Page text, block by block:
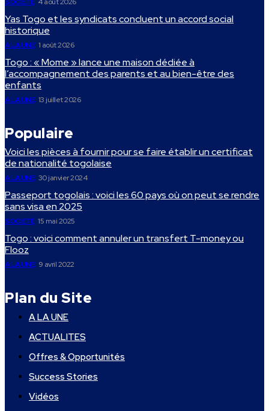
Yas Togo et les syndicats concluent un accord social
historique
A LA UNE 1 août 2026
Togo : « Mome » lance une maison dédiée à
l’accompagnement des parents et au bien-être des
enfants
A LA UNE 13 juillet 2026
Populaire
Voici les pièces à fournir pour se faire établir un certificat
de nationalité togolaise
A LA UNE 30 janvier 2024
Passeport togolais : voici les 60 pays où on peut se rendre
sans visa en 2025
SOCIETÉ 15 mai 2025
Togo : voici comment annuler un transfert T-money ou
Flooz
A LA UNE 9 avril 2022
Plan du Site
A LA UNE
ACTUALITES
Offres & Opportunités
Success Stories
Vidéos